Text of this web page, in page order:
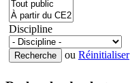
Discipline
ou Réinitialiser